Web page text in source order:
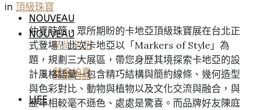
NOUVEAU
時尚名品
NOUVEAU
時尚名品
藏品拍賣
LIFE
in 頂級珠寶
仲夏時節，眾所期盼的卡地亞頂級珠寶展在台北正
式登場！此次卡地亞以「Markers of Style」為
題，規劃三大展區，帶您身歷其境探索卡地亞的設
計風格語彙－包含精巧結構與簡約線條、幾何造型
與色彩對比、動物與植物以及文化交流與融合，與
歷年相較毫不遜色、處處是驚喜。而品牌好友陳庭